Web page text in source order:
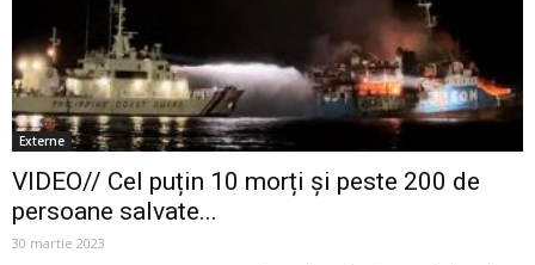
Externe
VIDEO// Cel puțin 10 morți și peste 200 de
persoane salvate...
30 martie 2023